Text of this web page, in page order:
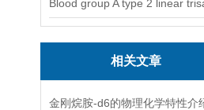
相关文章
金刚烷胺-d6的物理化学特性介